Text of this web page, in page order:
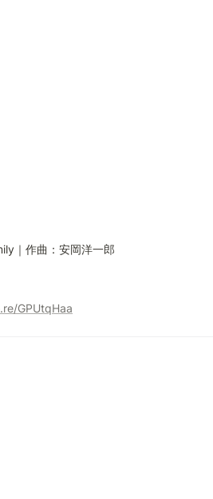
｜作曲：安岡洋一郎
GPUtqHaa